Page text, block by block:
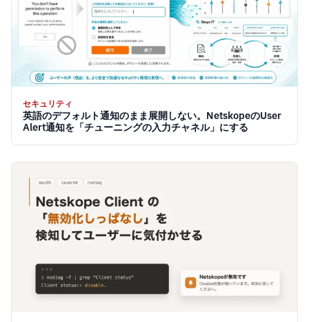
セキュリティ
英語のデフォルト通知のまま展開しない。NetskopeのUser
Alert通知を「チューニングの入力チャネル」にする